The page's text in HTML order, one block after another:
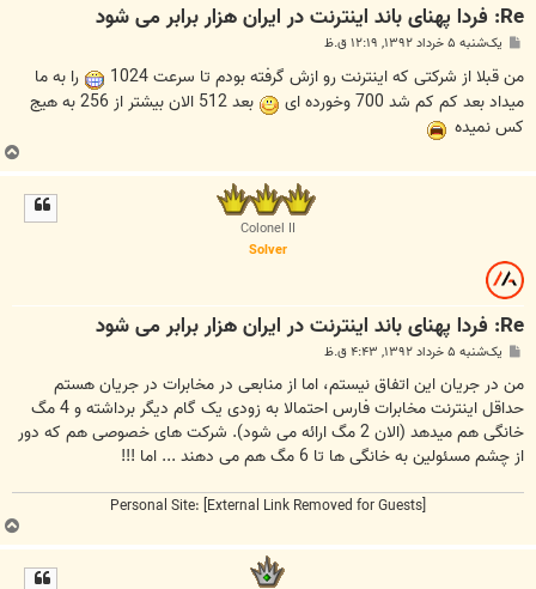
Re: فردا پهنای باند اینترنت در ایران هزار برابر می شود
ت
یک‌شنبه ۵ خرداد ۱۳۹۲, ۱۲:۱۹ ق.ظ
من قبلا از شرکتی که اینترنت رو ازش گرفته بودم تا سرعت 1024
را به ما
میداد بعد کم کم شد 700 وخورده ای
بعد 512 الان بیشتر از 256 به هیج
کس نمیده
Colonel II
Solver
Re: فردا پهنای باند اینترنت در ایران هزار برابر می شود
ت
یک‌شنبه ۵ خرداد ۱۳۹۲, ۴:۴۳ ق.ظ
من در جریان این اتفاق نیستم، اما از منابعی در مخابرات در جریان هستم
حداقل اینترنت مخابرات فارس احتمالا به زودی یک گام دیگر برداشته و 4 مگ
خانگی هم میدهد (الان 2 مگ ارائه می شود). شرکت های خصوصی هم که دور
از چشم مسئولین به خانگی ها تا 6 مگ هم می دهند ... اما !!!
Personal Site: [External Link Removed for Guests]